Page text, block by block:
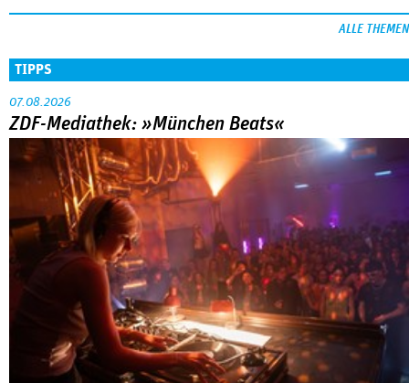
ALLE THEMEN
TIPPS
07.08.2026
ZDF-Mediathek: »München Beats«